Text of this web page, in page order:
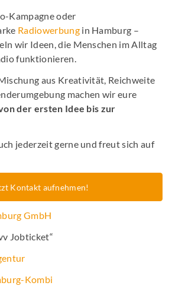
Kampagne oder
Radiowerbungin Hamburg –
wir Ideen, die Menschen im Alltag
funktionieren.
aus Kreativität, Reichweite
machen wir eure
der ersten Idee bis zur
jederzeit gerne und freut sich auf
Kontakt aufnehmen!
GmbH
Jobticket“
Kombi